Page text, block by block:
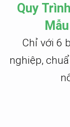
Quy
Chỉ với 6
nghiệp,